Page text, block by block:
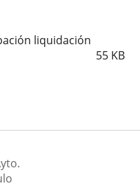
liquidación
55 KB